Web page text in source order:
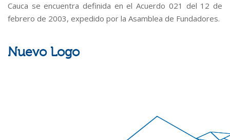
Cauca se encuentra definida en el Acuerdo 021 del 12 de
febrero de 2003, expedido por la Asamblea de Fundadores.
Nuevo Logo